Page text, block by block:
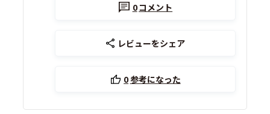
0コメント
レビューをシェア
0参考になった